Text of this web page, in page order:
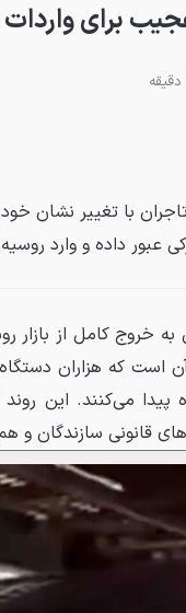
برای
با تغییر نشان
عبور داده و وارد
به خروج کامل از
است که هزاران